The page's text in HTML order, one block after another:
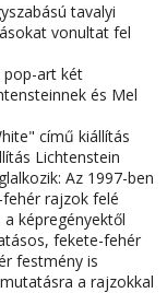
tavalyi
vonultat fel
pop-art két
és Mel
című kiállítás
Lichtenstein
Az 1997-ben
rajzok felé
képregényektől
fekete-fehér
festmény is
a rajzokkal